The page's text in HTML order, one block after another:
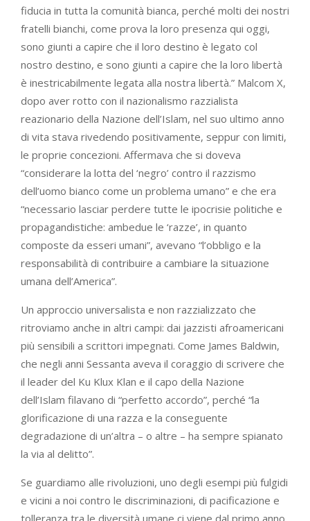
fiducia in tutta la comunità bianca, perché molti dei nostri
fratelli bianchi, come prova la loro presenza qui oggi,
sono giunti a capire che il loro destino è legato col
nostro destino, e sono giunti a capire che la loro libertà
è inestricabilmente legata alla nostra libertà.” Malcom X,
dopo aver rotto con il nazionalismo razzialista
reazionario della Nazione dell’Islam, nel suo ultimo anno
di vita stava rivedendo positivamente, seppur con limiti,
le proprie concezioni. Affermava che si doveva
“considerare la lotta del ‘negro’ contro il razzismo
dell’uomo bianco come un problema umano” e che era
“necessario lasciar perdere tutte le ipocrisie politiche e
propagandistiche: ambedue le ‘razze’, in quanto
composte da esseri umani”, avevano “l’obbligo e la
responsabilità di contribuire a cambiare la situazione
umana dell’America”.
Un approccio universalista e non razzializzato che
ritroviamo anche in altri campi: dai jazzisti afroamericani
più sensibili a scrittori impegnati. Come James Baldwin,
che negli anni Sessanta aveva il coraggio di scrivere che
il leader del Ku Klux Klan e il capo della Nazione
dell’Islam filavano di “perfetto accordo”, perché “la
glorificazione di una razza e la conseguente
degradazione di un’altra – o altre – ha sempre spianato
la via al delitto”.
Se guardiamo alle rivoluzioni, uno degli esempi più fulgidi
e vicini a noi contro le discriminazioni, di pacificazione e
tolleranza tra le diversità umane ci viene dal primo anno